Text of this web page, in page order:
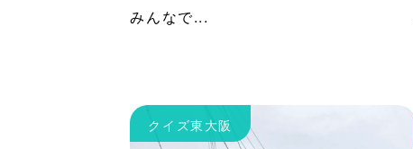
みんなで...
クイズ東大阪